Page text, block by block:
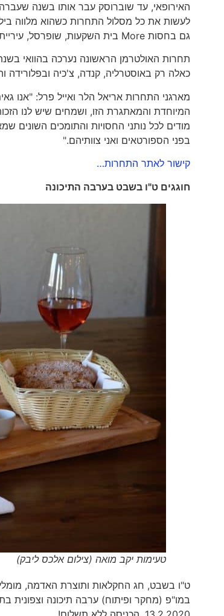
האירופאי, עד שוברוסק עבר אותו בשנה
לעשות את כל מסלול התחרות כשהוא מלווה
גם בחסות More בית השקעות, שופרסל, עיריית אילת, סולגר, וריינד אופטיקה.
כאלה רק באוסטרליה, קנדה, צ'כיה ובפלורידה
מארגני התחרות אריאל הלר ואייל פרל: "אנו
המיוחדת והמאתגרת הזו, ושמחים שיש לנו
מודים לכל נותני החסויות והתומכים
בפני הספורטאים ואני צוותיהם."
קישור לאתר התחרות…
חוגגים ט"ו בשבט בערבה התיכונה
טעימות יקב מואה (צילום אלכס ליבק)
ט"ו בשבט, חג החקלאות ותוצרת האדמה,